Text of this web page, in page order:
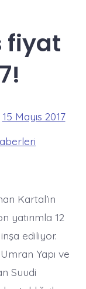
fiyat
15 Mayıs 2017
Kartal’ın
yatırımla 12
ediliyor.
Yapı ve
Suudi